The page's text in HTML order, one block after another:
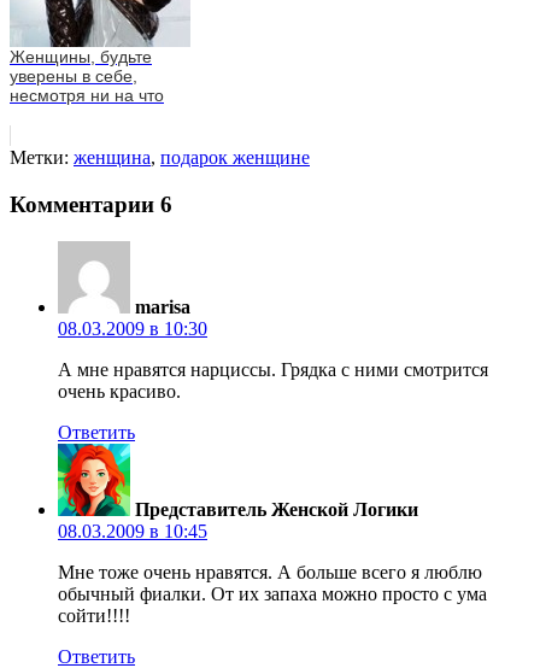
Женщины, будьте
уверены в себе,
несмотря ни на что
Метки: женщина, подарок женщине
Комментарии 6
marisa
08.03.2009 в 10:30
А мне нравятся нарциссы. Грядка с ними смотрится
очень красиво.
Ответить
Представитель Женской Логики
08.03.2009 в 10:45
Мне тоже очень нравятся. А больше всего я люблю
обычный фиалки. От их запаха можно просто с ума
сойти!!!!
Ответить